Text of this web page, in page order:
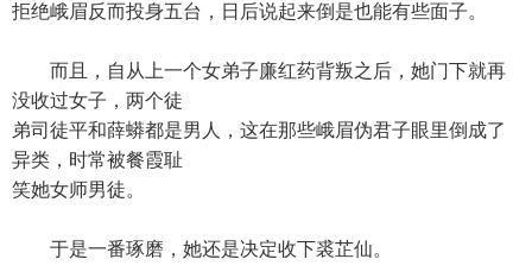
拒绝峨眉反而投身五台，日后说起来倒是也能有些面子。
而且，自从上一个女弟子廉红药背叛之后，她门下就再
没收过女子，两个徒
弟司徒平和薛蟒都是男人，这在那些峨眉伪君子眼里倒成了
异类，时常被餐霞耻
笑她女师男徒。
于是一番琢磨，她还是决定收下裘芷仙。